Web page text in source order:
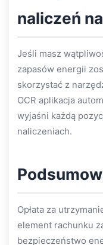
naliczeń
Jeśli masz
zapasów energii
skorzystać z
OCR aplikacja
wyjaśni każdą
naliczeniach.
Opłata za
element rachunku
bezpieczeństwo